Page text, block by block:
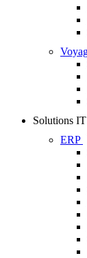
Solutions IT
ERP